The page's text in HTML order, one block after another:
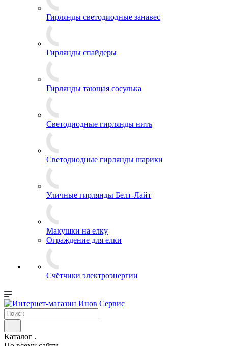
Гирлянды светодиодные занавес
Гирлянды спайдеры
Гирлянды тающая сосулька
Светодиодные гирлянды нить
Светодиодные гирлянды шарики
Уличные гирлянды Белт-Лайт
Макушки на елку
Ограждение для елки
Счётчики электроэнергии
Каталог